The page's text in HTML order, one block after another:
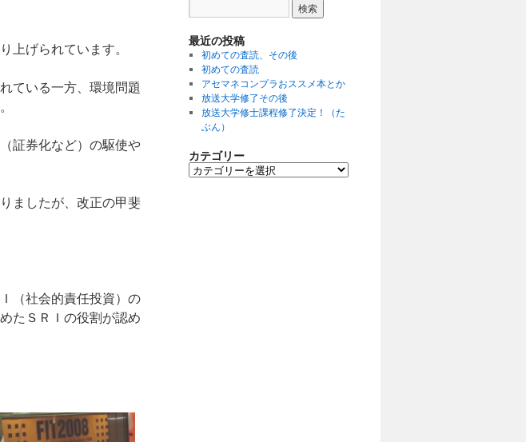
上げられています。
ている一方、環境問題
証券化など）の駆使や
ましたが、改正の甲斐
（社会的責任投資）の
たＳＲＩの役割が認め
最近の投稿
初めての査読、その後
初めての査読
アセマネコンプラおススメ本とか
放送大学修了その後
放送大学修士課程修了決定！（た
ぶん）
カテゴリー
カ